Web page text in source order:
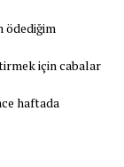
ödediğim
için cabalar
haftada